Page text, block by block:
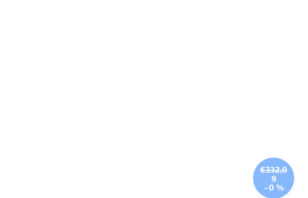
€332,0
9
–0 %